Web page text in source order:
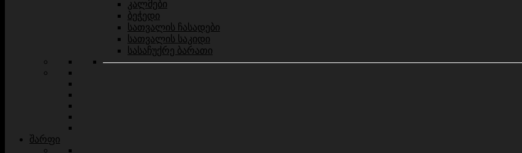
კალმები
ბეჭედი
სათვალის ჩასადები
სათვალის საკიდი
სასაჩუქრე ბარათი
შარფი